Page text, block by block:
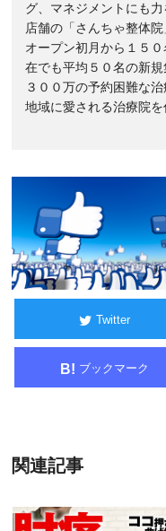
グ、マネジメントにも
店舗の「さんちゃ整体院
オープン初月から１５
在でも平均５０名の新
３００万の予約困難な治
地域に愛される治療院を
Twitter
B! ブックマーク
関連記事